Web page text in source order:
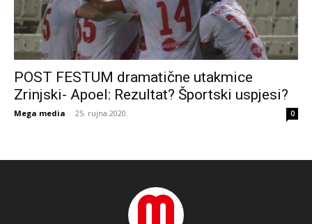
POST FESTUM dramatične utakmice
Zrinjski- Apoel: Rezultat? Športski uspjesi?
Mega media - 25. rujna 2020. 0